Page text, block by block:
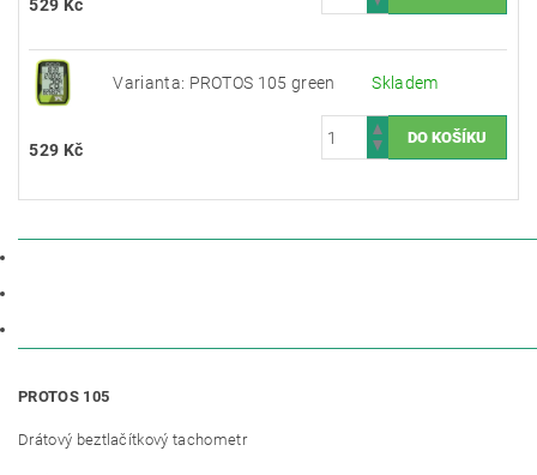
529 Kč
Varianta: PROTOS 105 green Skladem
529 Kč
PROTOS 105
Drátový beztlačítkový tachometr